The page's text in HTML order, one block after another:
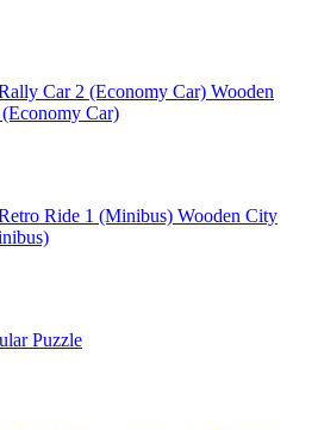
Wooden
Car)
Wooden City
Puzzle